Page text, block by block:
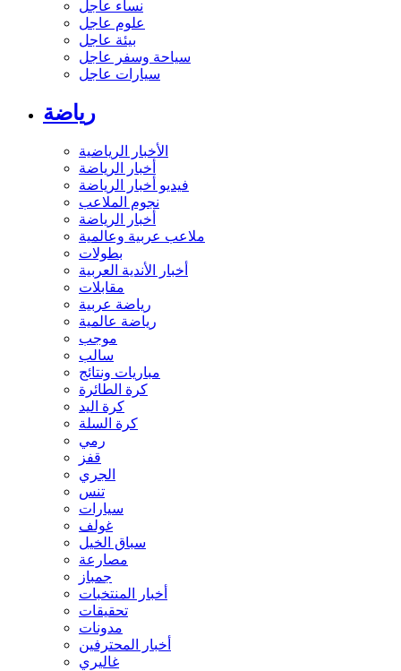
نساء عاجل
علوم عاجل
بيئة عاجل
سياحة وسفر عاجل
سيارات عاجل
رياضة
الأخبار الرياضية
أخبار الرياضة
فيديو أخبار الرياضة
نجوم الملاعب
أخبار الرياضة
ملاعب عربية وعالمية
بطولات
أخبار الأندية العربية
مقابلات
رياضة عربية
رياضة عالمية
موجب
سالب
مباريات ونتائج
كرة الطائرة
كرة اليد
كرة السلة
رمي
قفز
الجري
تنس
سيارات
غولف
سباق الخيل
مصارعة
جمباز
أخبار المنتخبات
تحقيقات
مدونات
أخبار المحترفين
غاليري